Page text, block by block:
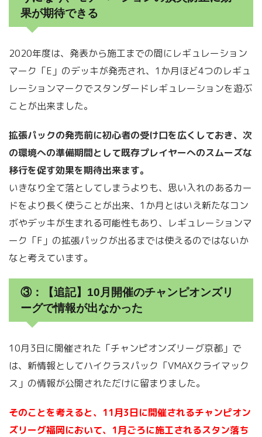
果が期待できる
2020年度は、発表から施工までの間にレギュレーション
マーク「E」のデッキが発売され、1か月ほど4つのレギュ
レーションマークでスタンダードレギュレーションを遊ぶ
ことが出来ました。
拡張パックの発売前に初心者の受け口を広くしておき、次
の環境への準備期間として既存プレイヤーへのスムーズな
移行を促す効果を期待出来ます。
いきなり全て落としてしまうよりも、思い入れのあるカー
ドをより長く使うことが出来、1か月とはいえ新たなコン
ボやデッキが生まれる可能性もあり、レギュレーションマ
ーク「F」の拡張パックが出るまでは使えるのではないか
なと考えています。
③：【追記】10月開催のチャンピオンズリ
ーグで情報が出なかった
10月3日に開催された「チャンピオンズリーグ京都」で
は、新情報としてハイクラスパック「VMAXクライマック
ス」の情報が公開されただけに留まりました。
そのことを考えると、11月3日に開催されるチャンピオン
ズリーグ福岡において、1月ごろに施工されるスタン落ち